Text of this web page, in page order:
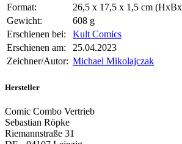
Format:
26,5 x 17,5 x 1,5 cm
Gewicht:
608 g
Erschienen bei:
Kult Comics
Erschienen am:
25.04.2023
Zeichner/Autor: Michael Mikolajczak
Hersteller
Comic Combo Vertrieb
Sebastian Röpke
Riemannstraße 31